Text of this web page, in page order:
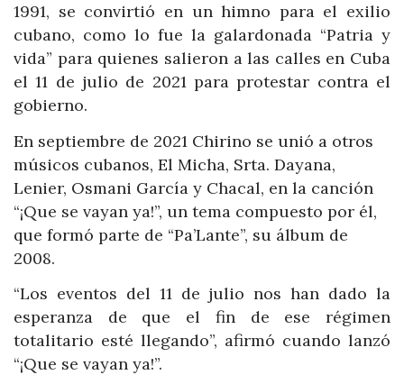
1991, se convirtió en un himno para el exilio
cubano, como lo fue la galardonada “Patria y
vida” para quienes salieron a las calles en Cuba
el 11 de julio de 2021 para protestar contra el
gobierno.
En septiembre de 2021 Chirino se unió a otros
músicos cubanos, El Micha, Srta. Dayana,
Lenier, Osmani García y Chacal, en la canción
“¡Que se vayan ya!”, un tema compuesto por él,
que formó parte de “Pa’Lante”, su álbum de
2008.
“Los eventos del 11 de julio nos han dado la
esperanza de que el fin de ese régimen
totalitario esté llegando”, afirmó cuando lanzó
“¡Que se vayan ya!”.